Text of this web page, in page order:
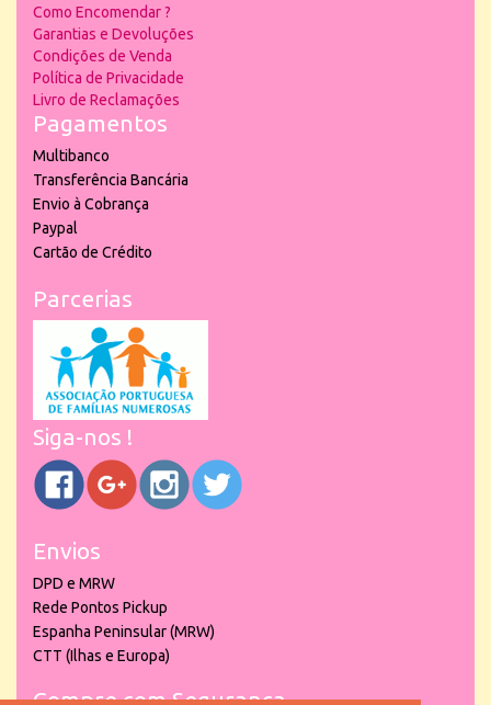
Como Encomendar ?
Garantias e Devoluções
Condições de Venda
Política de Privacidade
Livro de Reclamações
Pagamentos
Multibanco
Transferência Bancária
Envio à Cobrança
Paypal
Cartão de Crédito
Parcerias
Siga-nos !
Envios
DPD e MRW
Rede Pontos Pickup
Espanha Peninsular (MRW)
CTT (Ilhas e Europa)
Compre com Segurança